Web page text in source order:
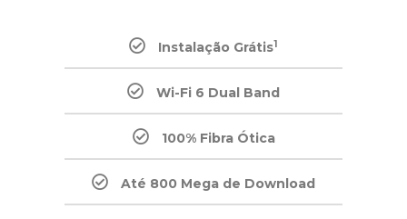
Instalação Grátis1
Wi-Fi 6 Dual Band
100% Fibra Ótica
Até 800 Mega de Download